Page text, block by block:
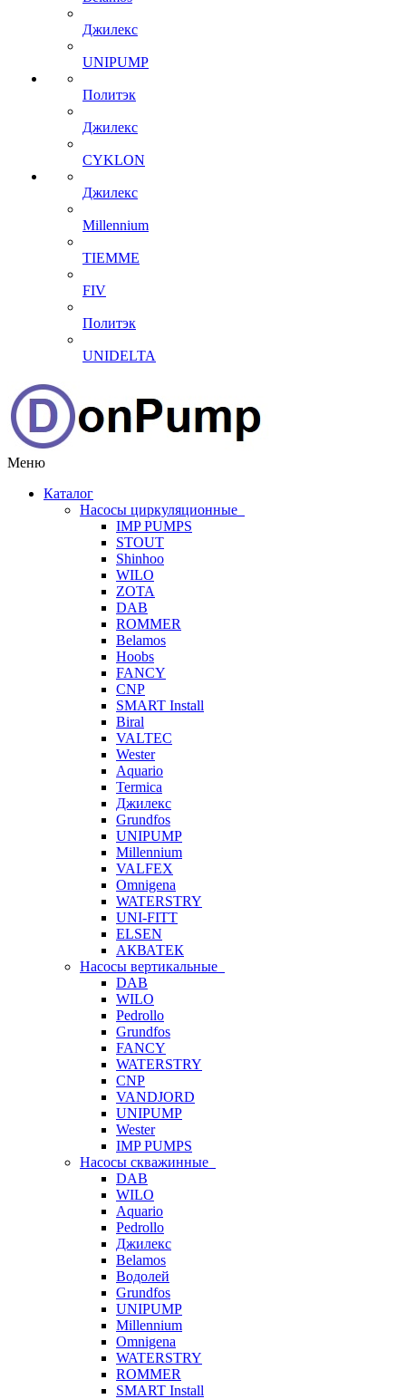
Джилекс
UNIPUMP
Политэк
Джилекс
CYKLON
Джилекс
Millennium
TIEMME
FIV
Политэк
UNIDELTA
Меню
Каталог
Насосы циркуляционные
IMP PUMPS
STOUT
Shinhoo
WILO
ZOTA
DAB
ROMMER
Belamos
Hoobs
FANCY
CNP
SMART Install
Biral
VALTEC
Wester
Aquario
Termica
Джилекс
Grundfos
UNIPUMP
Millennium
VALFEX
Omnigena
WATERSTRY
UNI-FITT
ELSEN
АКВАТЕК
Насосы вертикальные
DAB
WILO
Pedrollo
Grundfos
FANCY
WATERSTRY
CNP
VANDJORD
UNIPUMP
Wester
IMP PUMPS
Насосы скважинные
DAB
WILO
Aquario
Pedrollo
Джилекс
Belamos
Водолей
Grundfos
UNIPUMP
Millennium
Omnigena
WATERSTRY
ROMMER
SMART Install